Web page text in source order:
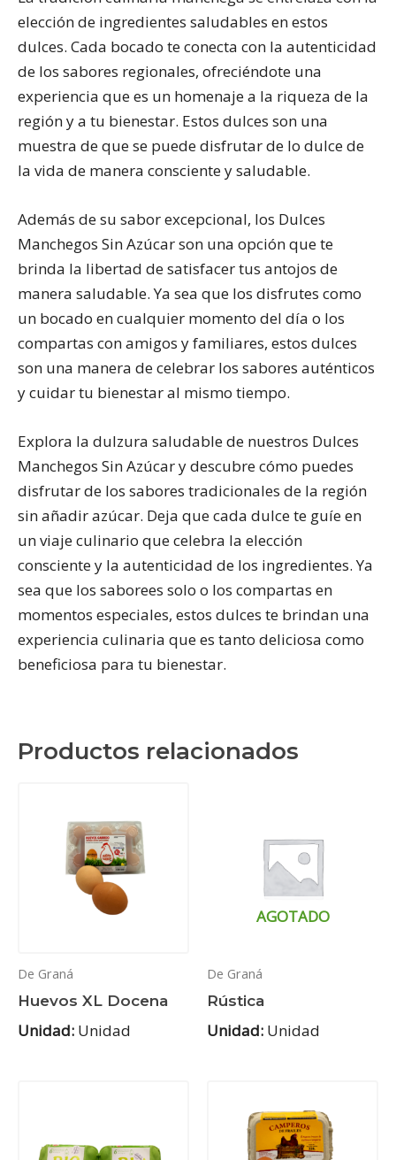
elección de ingredientes saludables en estos
dulces. Cada bocado te conecta con la autenticidad
de los sabores regionales, ofreciéndote una
experiencia que es un homenaje a la riqueza de la
región y a tu bienestar. Estos dulces son una
muestra de que se puede disfrutar de lo dulce de
la vida de manera consciente y saludable.
Además de su sabor excepcional, los Dulces
Manchegos Sin Azúcar son una opción que te
brinda la libertad de satisfacer tus antojos de
manera saludable. Ya sea que los disfrutes como
un bocado en cualquier momento del día o los
compartas con amigos y familiares, estos dulces
son una manera de celebrar los sabores auténticos
y cuidar tu bienestar al mismo tiempo.
Explora la dulzura saludable de nuestros Dulces
Manchegos Sin Azúcar y descubre cómo puedes
disfrutar de los sabores tradicionales de la región
sin añadir azúcar. Deja que cada dulce te guíe en
un viaje culinario que celebra la elección
consciente y la autenticidad de los ingredientes. Ya
sea que los saborees solo o los compartas en
momentos especiales, estos dulces te brindan una
experiencia culinaria que es tanto deliciosa como
beneficiosa para tu bienestar.
Productos relacionados
De Graná
Huevos XL Docena
Unidad: Unidad
AGOTADO
De Graná
Rústica
Unidad: Unidad